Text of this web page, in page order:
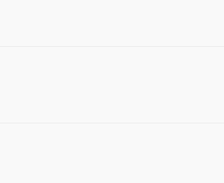
Nakış İşleme | İsim